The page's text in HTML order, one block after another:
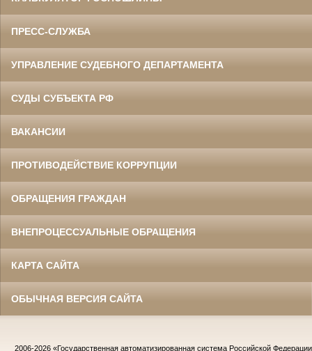
ПРЕСС-СЛУЖБА
УПРАВЛЕНИЕ СУДЕБНОГО ДЕПАРТАМЕНТА
СУДЫ СУБЪЕКТА РФ
ВАКАНСИИ
ПРОТИВОДЕЙСТВИЕ КОРРУПЦИИ
ОБРАЩЕНИЯ ГРАЖДАН
ВНЕПРОЦЕССУАЛЬНЫЕ ОБРАЩЕНИЯ
КАРТА САЙТА
ОБЫЧНАЯ ВЕРСИЯ САЙТА
2006-2026 «Государственная автоматизированная система Российской